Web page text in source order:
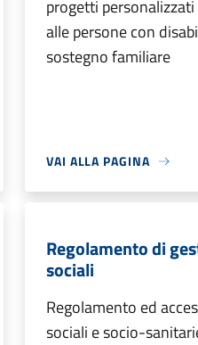
progetti
alle persone con
sostegno familiare
VAI ALLA PAGINA
Regolamento di
sociali
Regolamento ed
sociali e socio-